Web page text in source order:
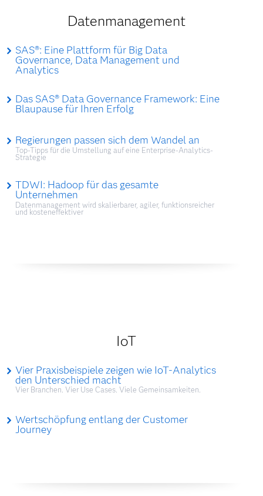
Datenmanagement
SAS®: Eine Plattform für Big Data
Governance, Data Management und
Analytics
Das SAS® Data Governance Framework: Eine
Blaupause für Ihren Erfolg
Regierungen passen sich dem Wandel an
Top-Tipps für die Umstellung auf eine Enterprise-Analytics-
Strategie
TDWI: Hadoop für das gesamte
Unternehmen
Datenmanagement wird skalierbarer, agiler, funktionsreicher
und kosteneffektiver
IoT
Vier Praxisbeispiele zeigen wie IoT-Analytics
den Unterschied macht
Vier Branchen. Vier Use Cases. Viele Gemeinsamkeiten.
Wertschöpfung entlang der Customer
Journey